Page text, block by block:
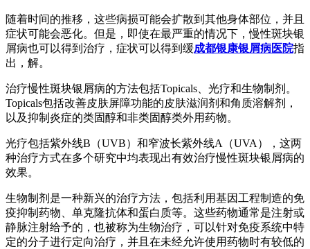
随着时间的推移，这些病损可能会扩散到其他身体部位，并且
症状可能会恶化。但是，即使在最严重的情况下，慢性斑块银
屑病也可以得到治疗，症状可以得到缓成都银康银屑病医院指
出，解。
治疗慢性斑块银屑病的方法包括Topicals、光疗和生物制剂。
Topicals包括改善皮肤屏障功能的皮肤滋润剂和角质溶解剂，
以及抑制炎症的类固醇和非类固醇类外用药物。
光疗包括紫外线B（UVB）和窄波长紫外线A（UVA），这两
种治疗方式在多个研究中均表现出有效治疗慢性斑块银屑病的
效果。
生物制剂是一种新兴的治疗方法，包括利用基因工程制造的免
疫抑制药物、单克隆抗体和蛋白质等。这些药物通常是注射或
静脉注射给予的，也被称为生物治疗，可以针对免疫系统中特
定的分子进行定向治疗，并且在未经允许使用药物时有较低的